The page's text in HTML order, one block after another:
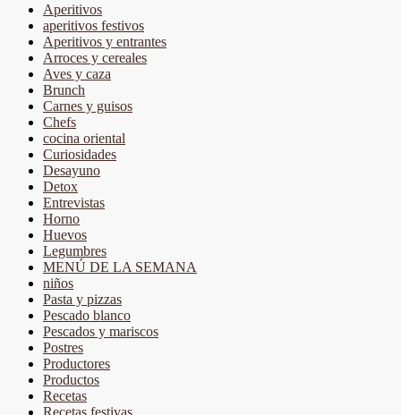
Aperitivos
aperitivos festivos
Aperitivos y entrantes
Arroces y cereales
Aves y caza
Brunch
Carnes y guisos
Chefs
cocina oriental
Curiosidades
Desayuno
Detox
Entrevistas
Horno
Huevos
Legumbres
MENÚ DE LA SEMANA
niños
Pasta y pizzas
Pescado blanco
Pescados y mariscos
Postres
Productores
Productos
Recetas
Recetas festivas